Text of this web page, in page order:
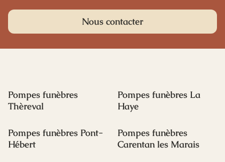
Nous contacter
Pompes funèbres
Thèreval
Pompes funèbres La
Haye
Pompes funèbres Pont-
Hébert
Pompes funèbres
Carentan les Marais